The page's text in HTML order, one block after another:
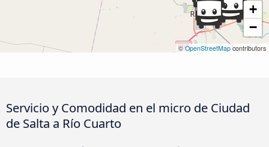
+
−
©OpenStreetMap contributors
Servicio y Comodidad en el micro de Ciudad
de Salta a Río Cuarto